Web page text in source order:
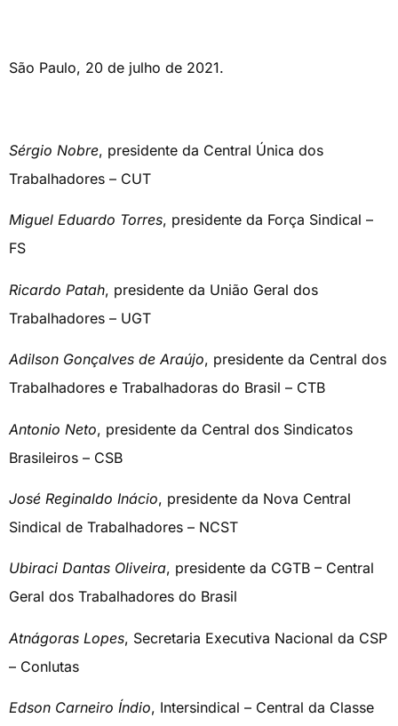
São Paulo, 20 de julho de 2021.
Sérgio Nobre, presidente da Central Única dos
Trabalhadores – CUT
Miguel Eduardo Torres, presidente da Força Sindical –
FS
Ricardo Patah, presidente da União Geral dos
Trabalhadores – UGT
Adilson Gonçalves de Araújo, presidente da Central dos
Trabalhadores e Trabalhadoras do Brasil – CTB
Antonio Neto, presidente da Central dos Sindicatos
Brasileiros – CSB
José Reginaldo Inácio, presidente da Nova Central
Sindical de Trabalhadores – NCST
Ubiraci Dantas Oliveira, presidente da CGTB – Central
Geral dos Trabalhadores do Brasil
Atnágoras Lopes, Secretaria Executiva Nacional da CSP
– Conlutas
Edson Carneiro Índio, Intersindical – Central da Classe